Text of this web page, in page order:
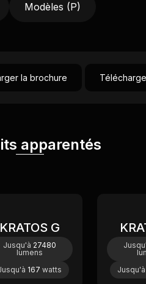
Modèles (P)
la brochure
apparentés
Nouveau
KRATOS G
Jusqu'à 27480
lumens
167 watts
Jusqu'à